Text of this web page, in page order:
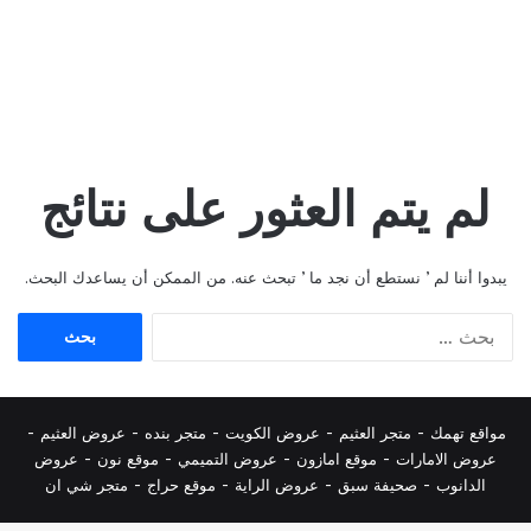
لم يتم العثور على نتائج
يبدوا أننا لم ’ نستطع أن نجد ما ’ تبحث عنه. من الممكن أن يساعدك البحث.
مواقع تهمك - متجر العثيم - عروض الكويت - متجر بنده - عروض العثيم -
عروض الامارات - موقع امازون - عروض التميمي - موقع نون - عروض
الدانوب - صحيفة سبق - عروض الراية - موقع حراج - متجر شي ان